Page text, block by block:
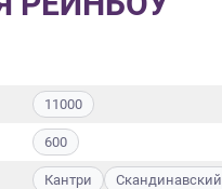
11000
600
Кантри Скандинавский